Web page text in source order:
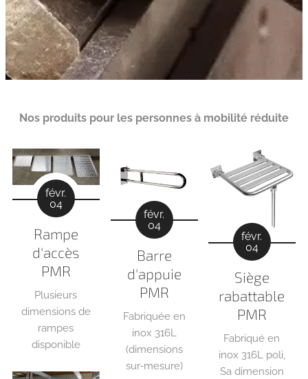
Nos produits pour les personnes à mobilité réduite
févr.
04
Rampe
d'accès
PMR
Plusieurs
dimensions de
rampes
disponible
févr.
04
Barre
d'appuie
PMR
Fabriquée en
inox 316L
(dimensions
sur-mesure)
févr.
04
Siège
rabattable
PMR
Fabriqué en
inox 316L poli,
Sa dimension